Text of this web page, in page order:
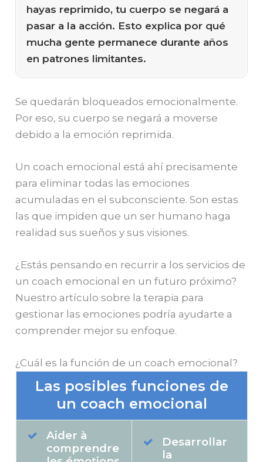
hayas reprimido, tu cuerpo se negará a
pasar a la acción. Esto explica por qué
mucha gente permanece durante años
en patrones limitantes.
Se quedarán bloqueados emocionalmente.
Por eso, su cuerpo se negará a moverse
debido a la emoción reprimida.
Un coach emocional está ahí precisamente
para eliminar todas las emociones
acumuladas en el subconsciente. Son estas
las que impiden que un ser humano haga
realidad sus sueños y sus visiones.
¿Estás pensando en recurrir a los servicios de
un coach emocional en un futuro próximo?
Nuestro artículo sobre la terapia para
gestionar las emociones podría ayudarte a
comprender mejor su enfoque.
¿Cuál es la función de un coach emocional?
Las posibles funciones de
un coach emocional
Aider à
comprendre
Desarrollar
la